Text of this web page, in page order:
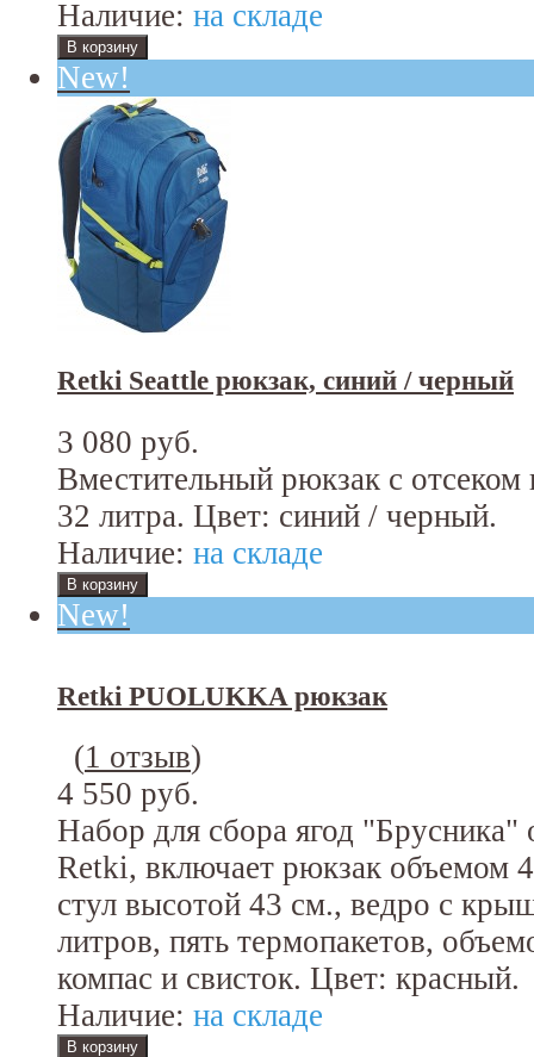
Наличие: на складе
New!
Retki Seattle рюкзак, синий / черный
3 080 руб.
Вместительный рюкзак с
32 литра. Цвет: синий / черный.
Наличие: на складе
New!
Retki PUOLUKKA рюкзак
(1 отзыв)
4 550 руб.
Набор для сбора ягод "Брусника"
Retki, включает рюкзак объемом
стул высотой 43 см., ведро с
литров, пять термопакетов,
компас и свисток. Цвет: красный.
Наличие: на складе